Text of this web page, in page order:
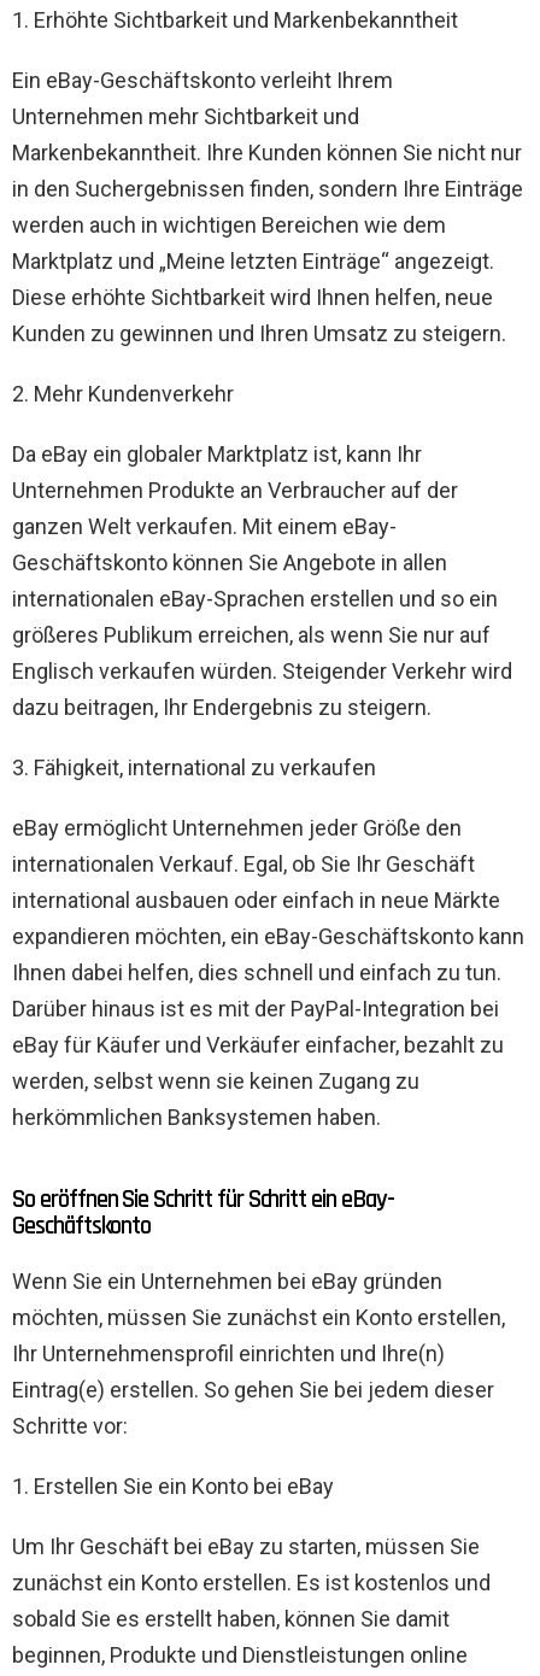
1. Erhöhte Sichtbarkeit und Markenbekanntheit
Ein eBay-Geschäftskonto verleiht Ihrem
Unternehmen mehr Sichtbarkeit und
Markenbekanntheit. Ihre Kunden können Sie nicht nur
in den Suchergebnissen finden, sondern Ihre Einträge
werden auch in wichtigen Bereichen wie dem
Marktplatz und „Meine letzten Einträge“ angezeigt.
Diese erhöhte Sichtbarkeit wird Ihnen helfen, neue
Kunden zu gewinnen und Ihren Umsatz zu steigern.
2. Mehr Kundenverkehr
Da eBay ein globaler Marktplatz ist, kann Ihr
Unternehmen Produkte an Verbraucher auf der
ganzen Welt verkaufen. Mit einem eBay-
Geschäftskonto können Sie Angebote in allen
internationalen eBay-Sprachen erstellen und so ein
größeres Publikum erreichen, als wenn Sie nur auf
Englisch verkaufen würden. Steigender Verkehr wird
dazu beitragen, Ihr Endergebnis zu steigern.
3. Fähigkeit, international zu verkaufen
eBay ermöglicht Unternehmen jeder Größe den
internationalen Verkauf. Egal, ob Sie Ihr Geschäft
international ausbauen oder einfach in neue Märkte
expandieren möchten, ein eBay-Geschäftskonto kann
Ihnen dabei helfen, dies schnell und einfach zu tun.
Darüber hinaus ist es mit der PayPal-Integration bei
eBay für Käufer und Verkäufer einfacher, bezahlt zu
werden, selbst wenn sie keinen Zugang zu
herkömmlichen Banksystemen haben.
So eröffnen Sie Schritt für Schritt ein eBay-
Geschäftskonto
Wenn Sie ein Unternehmen bei eBay gründen
möchten, müssen Sie zunächst ein Konto erstellen,
Ihr Unternehmensprofil einrichten und Ihre(n)
Eintrag(e) erstellen. So gehen Sie bei jedem dieser
Schritte vor:
1. Erstellen Sie ein Konto bei eBay
Um Ihr Geschäft bei eBay zu starten, müssen Sie
zunächst ein Konto erstellen. Es ist kostenlos und
sobald Sie es erstellt haben, können Sie damit
beginnen, Produkte und Dienstleistungen online